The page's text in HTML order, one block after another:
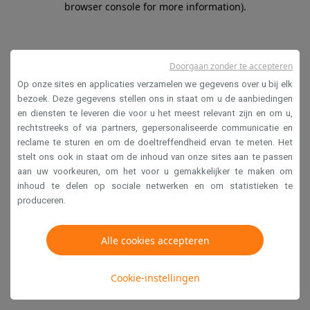
browser console for more information).
Op onze sites en applicaties verzamelen we gegevens over u bij elk
bezoek. Deze gegevens stellen ons in staat om u de aanbiedingen
en diensten te leveren die voor u het meest relevant zijn en om u,
rechtstreeks of via partners, gepersonaliseerde communicatie en
reclame te sturen en om de doeltreffendheid ervan te meten. Het
stelt ons ook in staat om de inhoud van onze sites aan te passen
aan uw voorkeuren, om het voor u gemakkelijker te maken om
inhoud te delen op sociale netwerken en om statistieken te
produceren.
Alle cookies accepteren
Cookie-instellingen
Doorgaan zonder te accepteren